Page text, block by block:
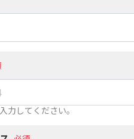
力してください。